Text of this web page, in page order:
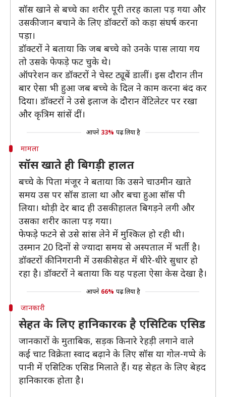
सॉस खाने से बच्चे का शरीर पूरी तरह काला पड़ गया और
उसकी जान बचाने के लिए डॉक्टरों को कड़ा संघर्ष करना
पड़ा।
डॉक्टरों ने बताया कि जब बच्चे को उनके पास लाया गय
तो उसके फेफड़े फट चुके थे।
ऑपरेशन कर डॉक्टरों ने चेस्ट ट्यूबें डालीं। इस दौरान तीन
बार ऐसा भी हुआ जब बच्चे के दिल ने काम करना बंद कर
दिया। डॉक्टरों ने उसे इलाज के दौरान वेंटिलेटर पर रखा
और कृत्रिम सांसें दीं।
आपने 33% पढ़ लिया है
मामला
सॉस खाते ही बिगड़ी हालत
बच्चे के पिता मंजूर ने बताया कि उसने चाउमीन खाते
समय उस पर सॉस डाला था और बचा हुआ सॉस पी
लिया। थोड़ी देर बाद ही उसकी हालत बिगड़ने लगी और
उसका शरीर काला पड़ गया।
फेफड़े फटने से उसे सांस लेने में मुश्किल हो रही थी।
उस्मान 20 दिनों से ज्यादा समय से अस्पताल में भर्ती है।
डॉक्टरों की निगरानी में उसकी सेहत में धीरे-धीरे सुधार हो
रहा है। डॉक्टरों ने बताया कि यह पहला ऐसा केस देखा है।
आपने 66% पढ़ लिया है
जानकारी
सेहत के लिए हानिकारक है एसिटिक एसिड
जानकारों के मुताबिक, सड़क किनारे रेहड़ी लगाने वाले
कई चाट विक्रेता स्वाद बढ़ाने के लिए सॉस या गोल-गप्पे के
पानी में एसिटिक एसिड मिलाते हैं। यह सेहत के लिए बेहद
हानिकारक होता है।